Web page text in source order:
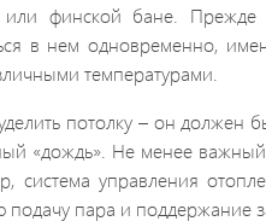
или финской бане. Прежде
в нем одновременно,
температурами.
потолку – он должен
«дождь». Не менее
система управления
пара и поддержание